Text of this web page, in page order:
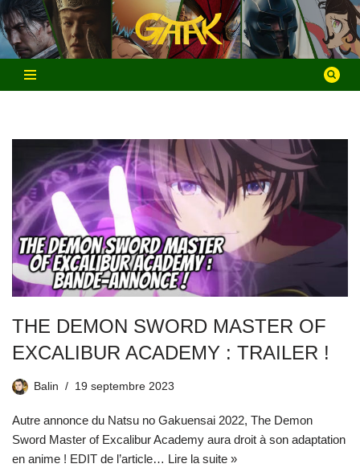
Aller
au
contenu
THE DEMON SWORD MASTER OF
EXCALIBUR ACADEMY : TRAILER !
Balin 19 septembre 2023
Autre annonce du Natsu no Gakuensai 2022, The Demon
Sword Master of Excalibur Academy aura droit à son adaptation
en anime ! EDIT de l’article… Lire la suite »